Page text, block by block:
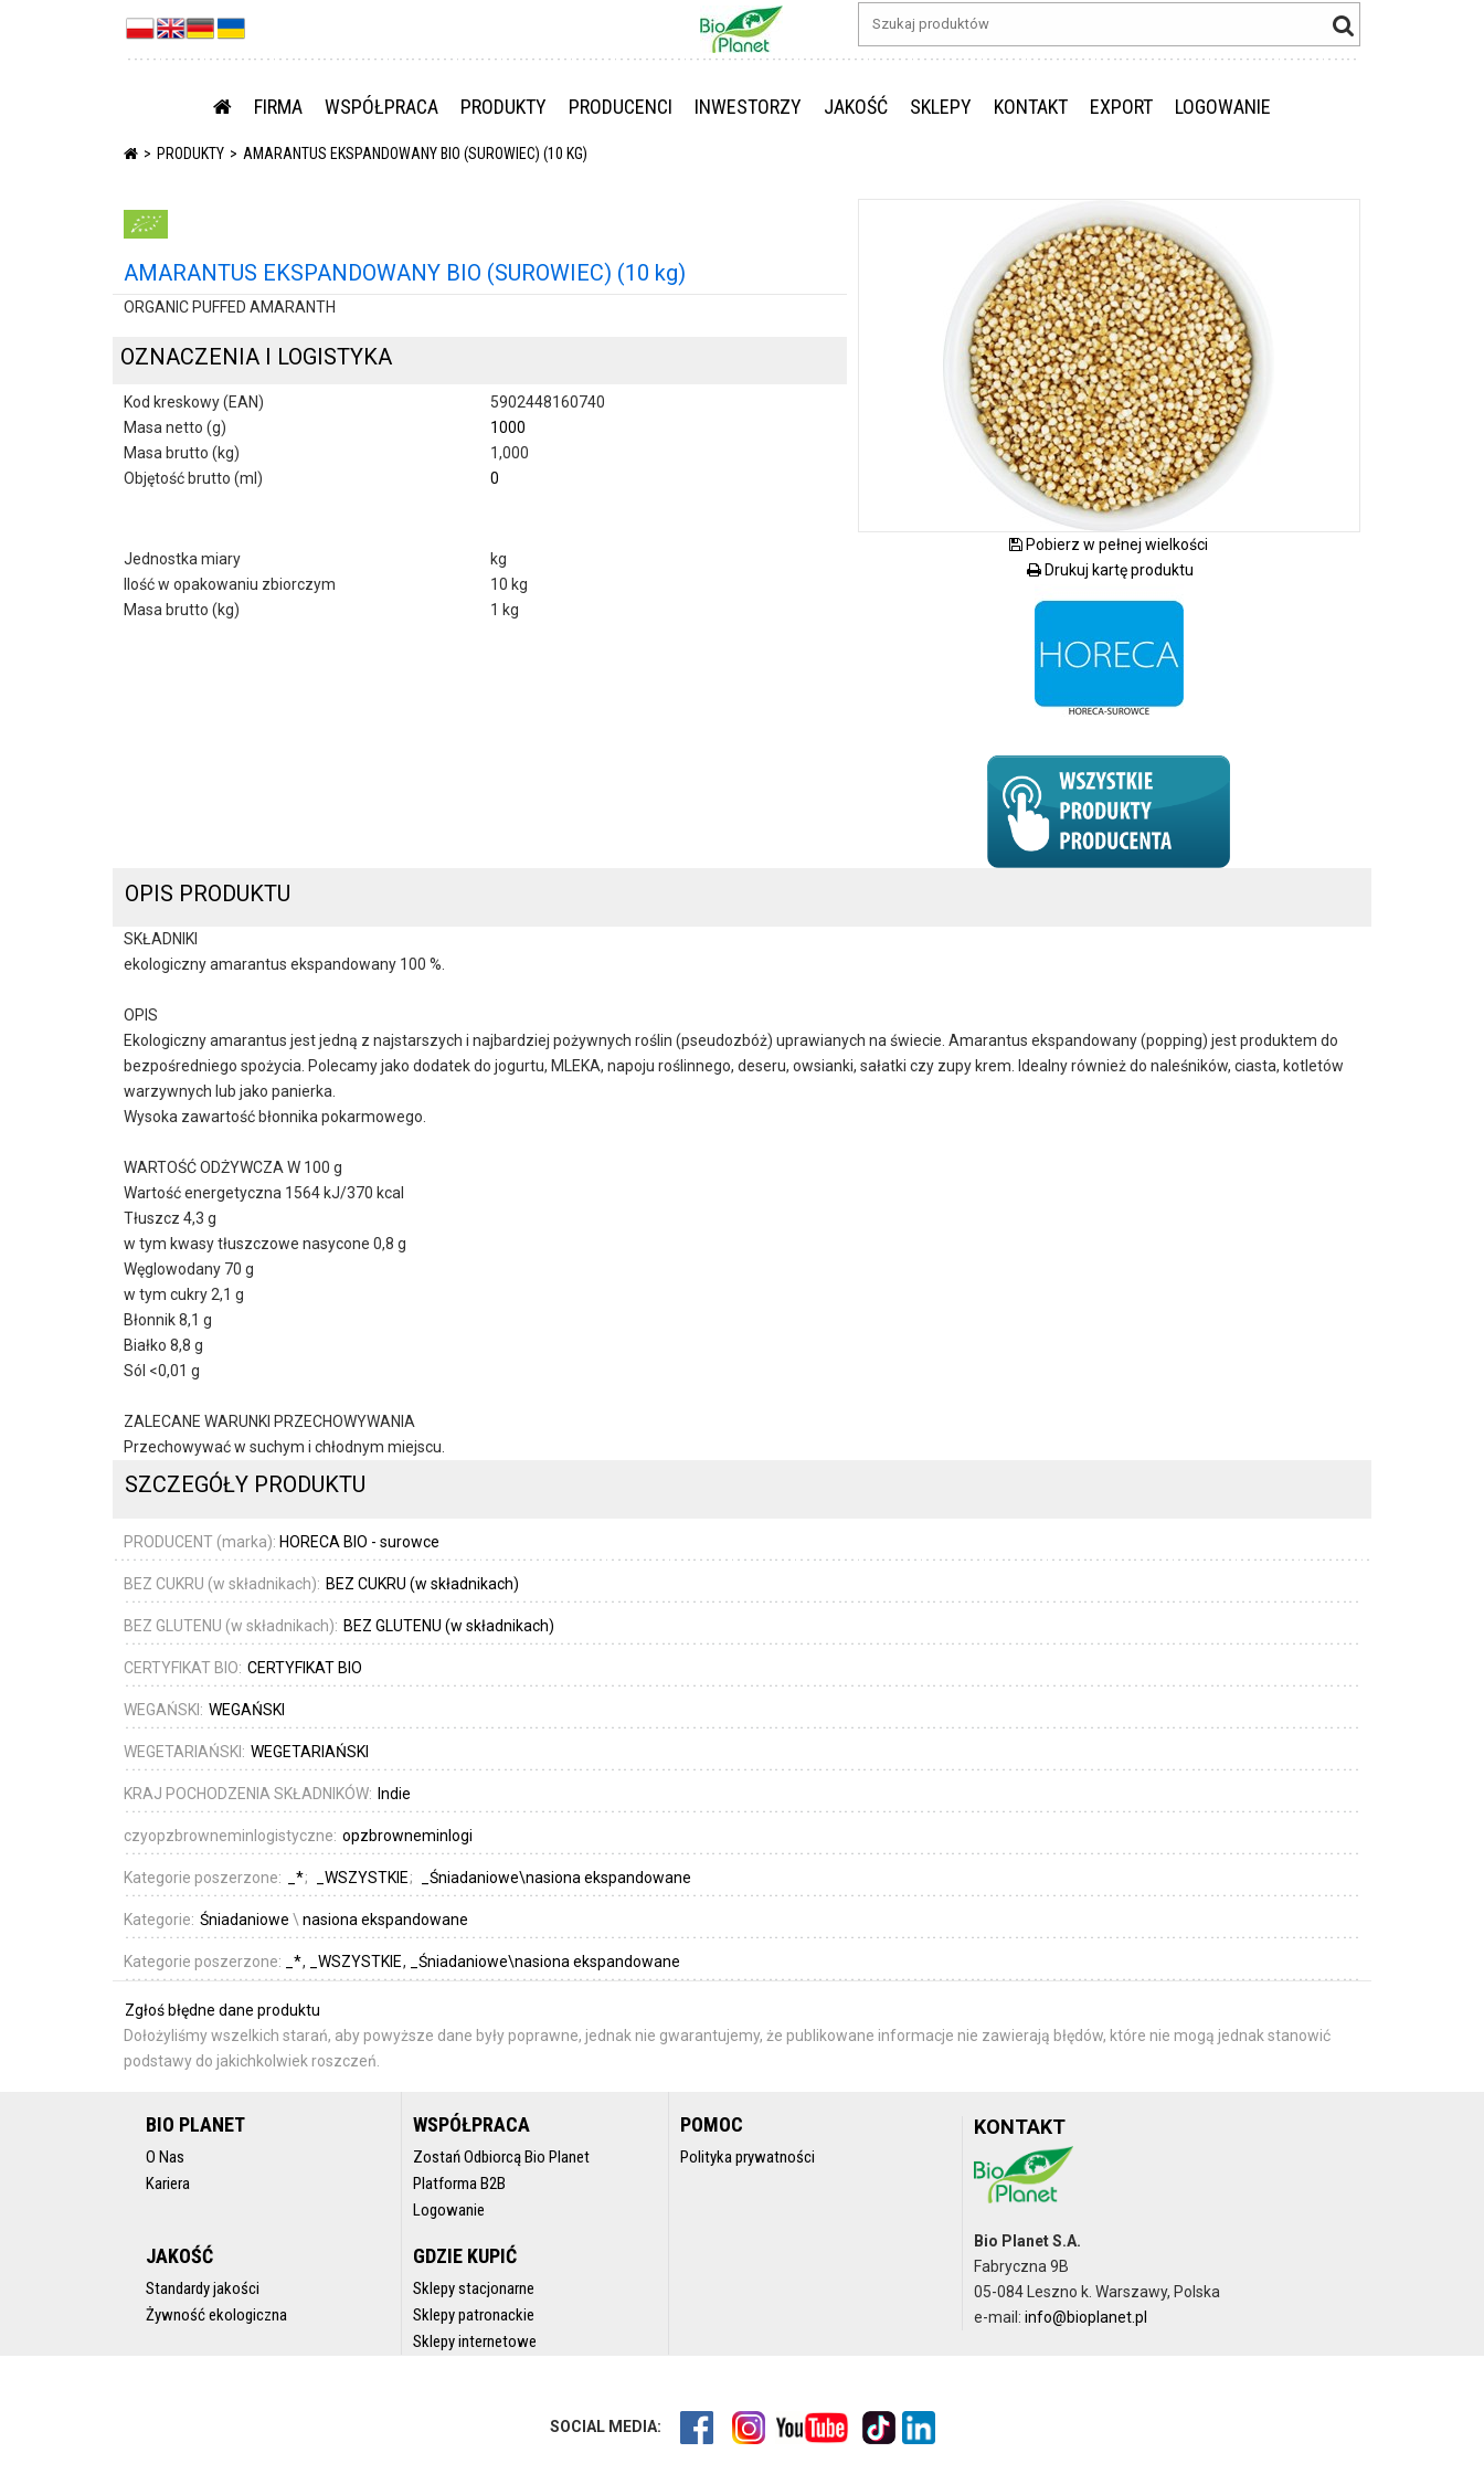
FIRMA WSPÓŁPRACA PRODUKTY PRODUCENCI INWESTORZY JAKOŚĆ SKLEPY KONTAKT EXPORT LOGOWANIE
PRODUKTY AMARANTUS EKSPANDOWANY BIO (SUROWIEC) (10 KG)
AMARANTUS EKSPANDOWANY BIO (SUROWIEC) (10 kg)
ORGANIC PUFFED AMARANTH
OZNACZENIA I LOGISTYKA
Kod kreskowy (EAN)
5902448160740
Masa netto (g)
1000
Masa brutto (kg)
1,000
Objętość brutto (ml)
0
Jednostka miary
kg
Ilość w opakowaniu zbiorczym
10 kg
Masa brutto (kg)
1 kg
Pobierz w pełnej wielkości
Drukuj kartę produktu
OPIS PRODUKTU
SKŁADNIKI
ekologiczny amarantus ekspandowany 100 %.
OPIS
Ekologiczny amarantus jest jedną z najstarszych i najbardziej pożywnych roślin (pseudozbóż) uprawianych na świecie. Amarantus ekspandowany (popping) jest produktem do
bezpośredniego spożycia. Polecamy jako dodatek do jogurtu, MLEKA, napoju roślinnego, deseru, owsianki, sałatki czy zupy krem. Idealny również do naleśników, ciasta, kotletów
warzywnych lub jako panierka.
Wysoka zawartość błonnika pokarmowego.
WARTOŚĆ ODŻYWCZA W 100 g
Wartość energetyczna 1564 kJ/370 kcal
Tłuszcz 4,3 g
w tym kwasy tłuszczowe nasycone 0,8 g
Węglowodany 70 g
w tym cukry 2,1 g
Błonnik 8,1 g
Białko 8,8 g
Sól <0,01 g
ZALECANE WARUNKI PRZECHOWYWANIA
Przechowywać w suchym i chłodnym miejscu.
SZCZEGÓŁY PRODUKTU
PRODUCENT (marka): HORECA BIO - surowce
BEZ CUKRU (w składnikach): BEZ CUKRU (w składnikach)
BEZ GLUTENU (w składnikach): BEZ GLUTENU (w składnikach)
CERTYFIKAT BIO: CERTYFIKAT BIO
WEGAŃSKI: WEGAŃSKI
WEGETARIAŃSKI: WEGETARIAŃSKI
KRAJ POCHODZENIA SKŁADNIKÓW: Indie
czyopzbrowneminlogistyczne: opzbrowneminlogi
Kategorie poszerzone: _* _WSZYSTKIE _Śniadaniowe\nasiona ekspandowane
Kategorie: Śniadaniowe \ nasiona ekspandowane
Kategorie poszerzone: _* _WSZYSTKIE _Śniadaniowe\nasiona ekspandowane
Zgłoś błędne dane produktu
Dołożyliśmy wszelkich starań, aby powyższe dane były poprawne, jednak nie gwarantujemy, że publikowane informacje nie zawierają błędów, które nie mogą jednak stanowić
podstawy do jakichkolwiek roszczeń.
BIO PLANET
O Nas
Kariera
WSPÓŁPRACA
Zostań Odbiorcą Bio Planet
Platforma B2B
Logowanie
POMOC
Polityka prywatności
JAKOŚĆ
Standardy jakości
Żywność ekologiczna
GDZIE KUPIĆ
Sklepy stacjonarne
Sklepy patronackie
Sklepy internetowe
KONTAKT
Bio Planet S.A.
Fabryczna 9B
05-084 Leszno k. Warszawy, Polska
e-mail:info@bioplanet.pl
SOCIAL MEDIA: